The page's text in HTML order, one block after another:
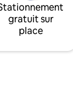
gratuit sur
place